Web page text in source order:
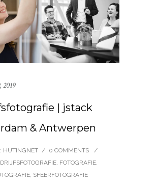
2019
| jstack
& Antwerpen
HUTINGNET / 0 COMMENTS
/
, FOTOGRAFIE,
, SFEERFOTOGRAFIE